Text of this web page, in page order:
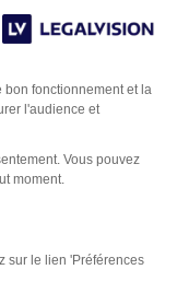
fonctionnement et la
l'audience et
Vous pouvez
moment.
sur le lien 'Préférences
dédié aux
Nos juristes
de commerce.
logiciel simple